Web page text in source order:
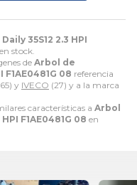
35S12 2.3 HPI
stock.
de Arbol de
08 referencia
y IVECO (27) y a la marca
características a Arbol
F1AE0481G 08 en